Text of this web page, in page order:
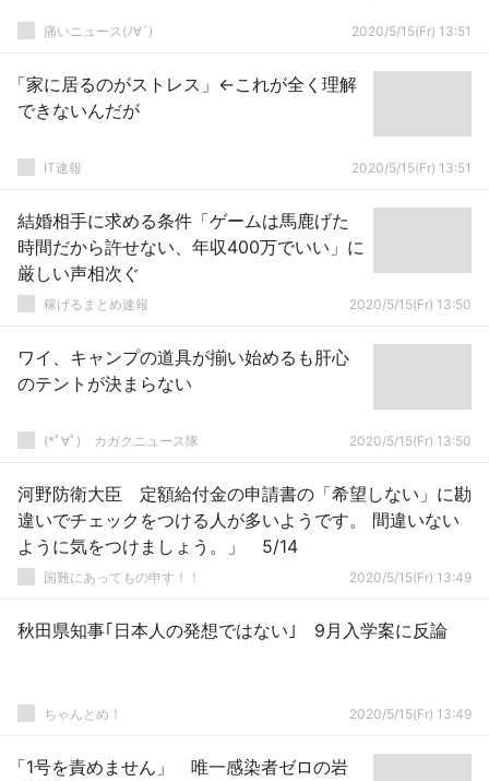
痛いニュース(ﾉ∀`) 2020/5/15(Fr) 13:51
「家に居るのがストレス」←これが全く理解
できないんだが
IT速報 2020/5/15(Fr) 13:51
結婚相手に求める条件「ゲームは馬鹿げた
時間だから許せない、年収400万でいい」に
厳しい声相次ぐ
稼げるまとめ速報 2020/5/15(Fr) 13:50
ワイ、キャンプの道具が揃い始めるも肝心
のテントが決まらない
(*ﾟ∀ﾟ)ゞカガクニュース隊 2020/5/15(Fr) 13:50
河野防衛大臣 定額給付金の申請書の「希望しない」に勘
違いでチェックをつける人が多いようです。 間違いない
ように気をつけましょう。」 5/14
国難にあってもの申す！！ 2020/5/15(Fr) 13:49
秋田県知事｢日本人の発想ではない｣ 9月入学案に反論
ちゃんとめ！ 2020/5/15(Fr) 13:49
「1号を責めません」 唯一感染者ゼロの岩